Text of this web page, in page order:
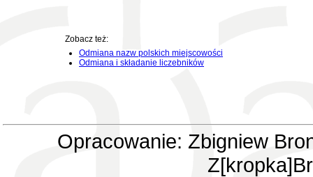
Zobacz też:
Odmiana nazw polskich miejscowości
Odmiana i składanie liczebników
Opracowanie: Zbigniew